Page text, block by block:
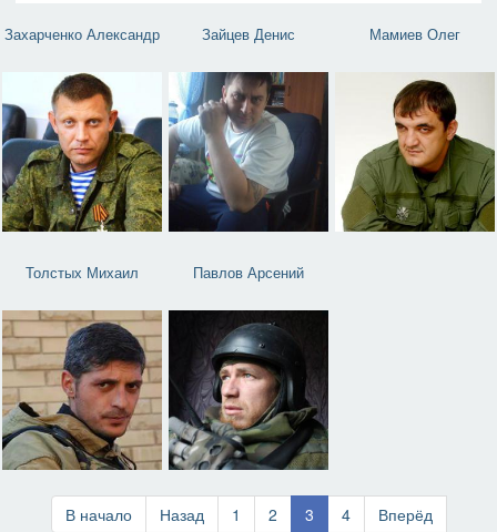
Баширова Флюра Айтугановна
На профиль
В друзья Фото Видео Написать сообщение
Захарченко Александр Зайцев Денис Мамиев Олег
Толстых Михаил Павлов Арсений
В начало Назад 1 2 3 4
Вперёд